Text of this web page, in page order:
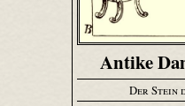
Antike
Der Stein